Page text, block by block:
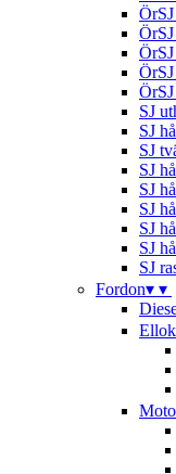
SJ
SJ
SJ
SJ
SJ
SJ
SJ
SJ
SJ
Fordon▾ ▾
Ellok